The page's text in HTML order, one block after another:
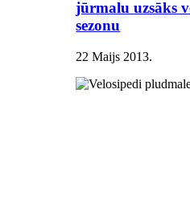
jūrmalu uzsāks
sezonu
22 Maijs 2013.